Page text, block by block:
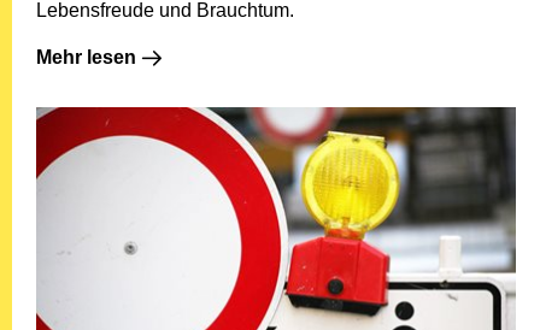
Lebensfreude und Brauchtum.
Mehr lesen: 1000 Momente und ein bunter
Mehr lesen